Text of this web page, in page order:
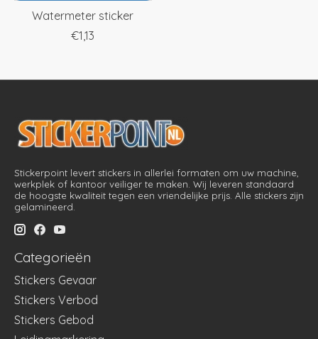
Watermeter sticker
€1,13
Stickerpoint levert stickers in allerlei formaten om uw machine,
werkplek of kantoor veiliger te maken. Wij leveren standaard
de hoogste kwaliteit tegen een vriendelijke prijs. Alle stickers zijn
gelamineerd.
Categorieën
Stickers Gevaar
Stickers Verbod
Stickers Gebod